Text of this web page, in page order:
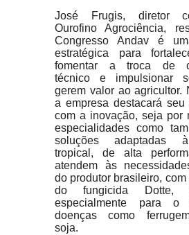
José Frugis, diretor
Ourofino Agrociência,
Congresso Andav é
estratégica para
fomentar a troca de
técnico e impulsionar
gerem valor ao agricultor.
a empresa destacará seu
com a inovação, seja por
especialidades como
soluções adaptadas
tropical, de alta
atendem às
do produtor brasileiro,
do fungicida Dotte,
especialmente para o
doenças como
soja.